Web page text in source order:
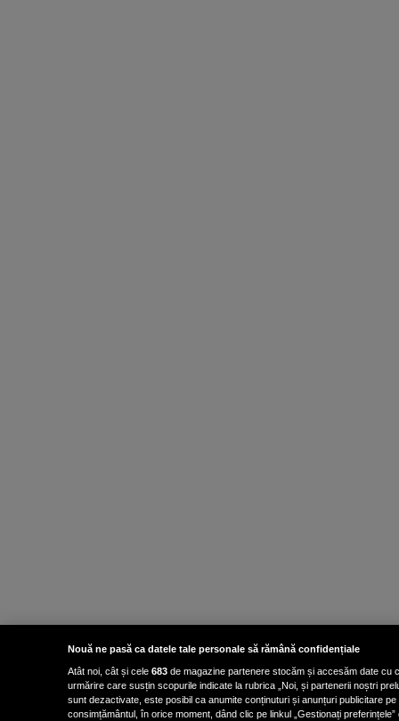
Nouă ne pasă ca datele tale personale să rămână confidențiale
Atât noi, cât și cele 683 de magazine partenere stocăm și accesăm date cu
urmărire care susțin scopurile indicate la rubrica „Noi, și partenerii noștri
sunt dezactivate, este posibil ca anumite conținuturi și anunțuri publicitare
consimțământul, în orice moment, dând clic pe linkul „Gestionați